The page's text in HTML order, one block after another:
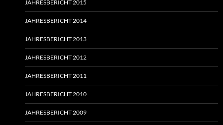
JAHRESBERICHT 2015
JAHRESBERICHT 2014
JAHRESBERICHT 2013
JAHRESBERICHT 2012
JAHRESBERICHT 2011
JAHRESBERICHT 2010
JAHRESBERICHT 2009